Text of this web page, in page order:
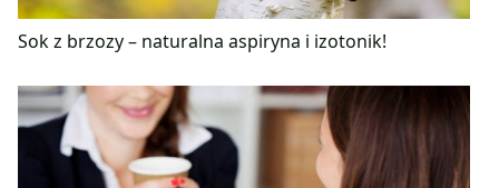
Sok z brzozy – naturalna aspiryna i izotonik!